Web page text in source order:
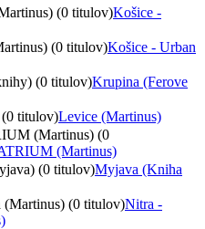
(0 titulov)Košice -
(0 titulov)Košice - Urban
(0 titulov)Krupina (Ferove
titulov)Levice (Martinus)
(Martinus) (0
(Martinus)
(0 titulov)Myjava (Kniha
(Martinus) (0 titulov)Nitra -